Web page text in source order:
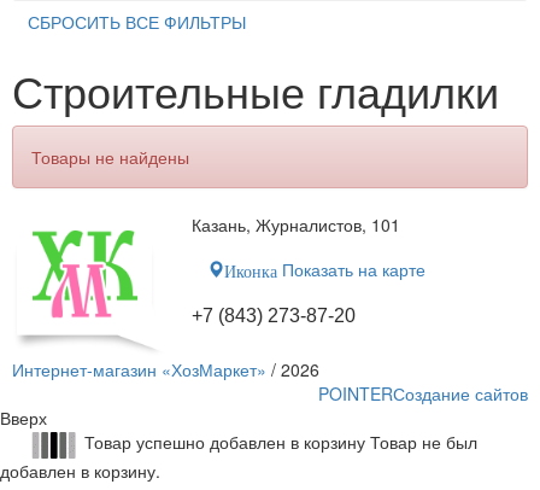
СБРОСИТЬ ВСЕ ФИЛЬТРЫ
Строительные гладилки
Товары не найдены
Казань, Журналистов, 101
Иконка Показать на карте
+7 (843) 273-87-20
Интернет-магазин «ХозМаркет» / 2026
POINTERСоздание сайтов
Вверх
Товар успешно добавлен в корзину Товар не был
добавлен в корзину.